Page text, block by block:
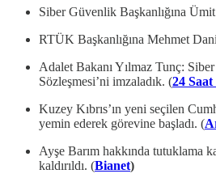
Siber Güvenlik Başkanlığına
RTÜK Başkanlığına Mehmet
Adalet Bakanı Yılmaz Tunç:
Sözleşmesi’ni imzaladık. (24 Saat
Kuzey Kıbrıs’ın yeni seçilen
yemin ederek görevine başladı. (
Ayşe Barım hakkında tutuklama
kaldırıldı. (Bianet)